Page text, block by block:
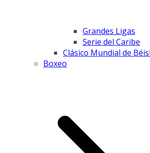
Grandes Ligas
Serie del Caribe
Clásico Mundial de
Boxeo